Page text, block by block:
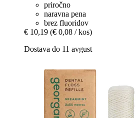
priročno
naravna pena
brez fluoridov
€ 10,19 (€ 0,08 / kos)
Dostava do 11 avgust